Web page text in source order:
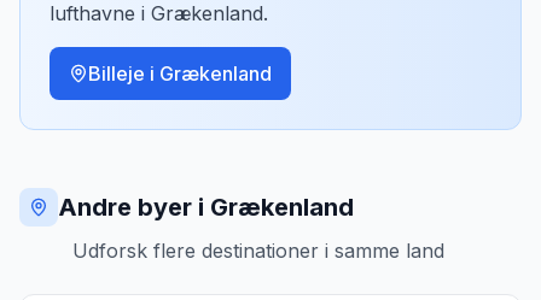
lufthavne i Grækenland.
Billeje i Grækenland
Andre byer i Grækenland
Udforsk flere destinationer i samme land